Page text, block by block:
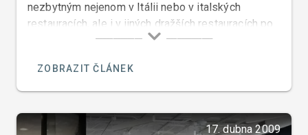
nezbytným nejenom v Itálii nebo v italských
restauracích, ale i v jiných dražších restauracích po
celém světě. Italové používají balzamikový ocet již
červený a bílý.
ZOBRAZIT ČLÁNEK
17. dubna 2009